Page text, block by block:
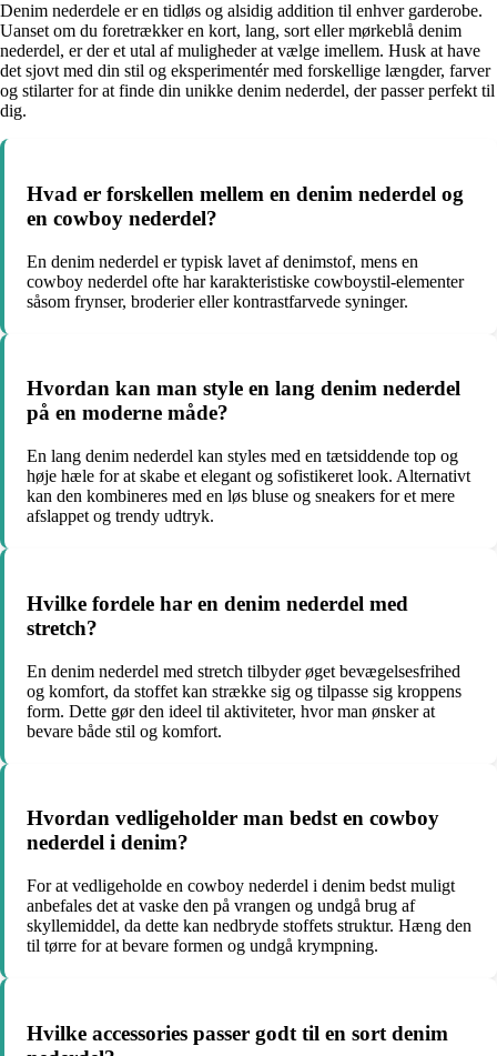
Denim nederdele er en tidløs og alsidig addition til enhver garderobe.
Uanset om du foretrækker en kort, lang, sort eller mørkeblå denim
nederdel, er der et utal af muligheder at vælge imellem. Husk at have
det sjovt med din stil og eksperimentér med forskellige længder, farver
og stilarter for at finde din unikke denim nederdel, der passer perfekt til
dig.
Hvad er forskellen mellem en denim nederdel og
en cowboy nederdel?
En denim nederdel er typisk lavet af denimstof, mens en
cowboy nederdel ofte har karakteristiske cowboystil-elementer
såsom frynser, broderier eller kontrastfarvede syninger.
Hvordan kan man style en lang denim nederdel
på en moderne måde?
En lang denim nederdel kan styles med en tætsiddende top og
høje hæle for at skabe et elegant og sofistikeret look. Alternativt
kan den kombineres med en løs bluse og sneakers for et mere
afslappet og trendy udtryk.
Hvilke fordele har en denim nederdel med
stretch?
En denim nederdel med stretch tilbyder øget bevægelsesfrihed
og komfort, da stoffet kan strække sig og tilpasse sig kroppens
form. Dette gør den ideel til aktiviteter, hvor man ønsker at
bevare både stil og komfort.
Hvordan vedligeholder man bedst en cowboy
nederdel i denim?
For at vedligeholde en cowboy nederdel i denim bedst muligt
anbefales det at vaske den på vrangen og undgå brug af
skyllemiddel, da dette kan nedbryde stoffets struktur. Hæng den
til tørre for at bevare formen og undgå krympning.
Hvilke accessories passer godt til en sort denim